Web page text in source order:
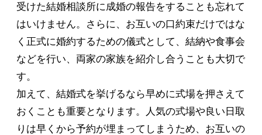
受けた結婚相談所に成婚の報告をすることも忘れて
はいけません。さらに、お互いの口約束だけではな
く正式に婚約するための儀式として、結納や食事会
などを行い、両家の家族を紹介し合うことも大切で
す。
加えて、結婚式を挙げるなら早めに式場を押さえて
おくことも重要となります。人気の式場や良い日取
りは早くから予約が埋まってしまうため、お互いの